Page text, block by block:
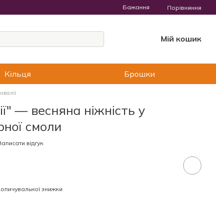
Бажання Порівняння
Мій кошик
Кільця Брошки
— весняна ніжність у
смоли
відгук
знижки